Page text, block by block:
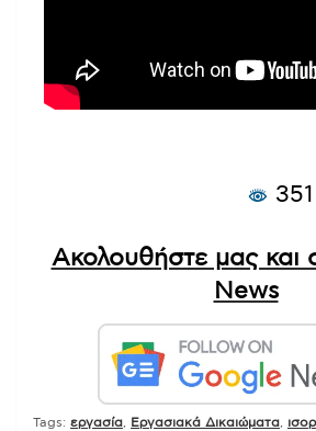
Ακολουθήστε μας και
News
Tags: εργασία Εργασιακά Δικαιώματα